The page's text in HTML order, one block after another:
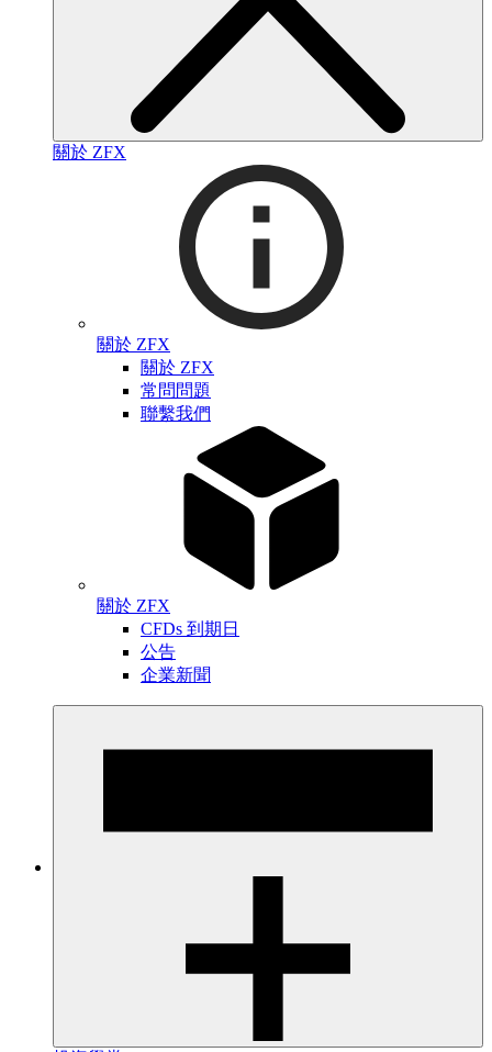
關於 ZFX
關於 ZFX
關於 ZFX
常問問題
聯繫我們
關於 ZFX
CFDs 到期日
公告
企業新聞